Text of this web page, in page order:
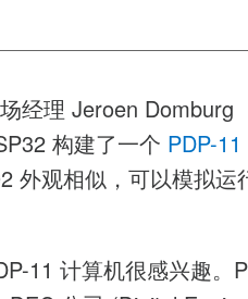
经理 Jeroen Domburg
构建了一个 PDP-
外观相似，可以模拟运
11 计算机很感兴趣。